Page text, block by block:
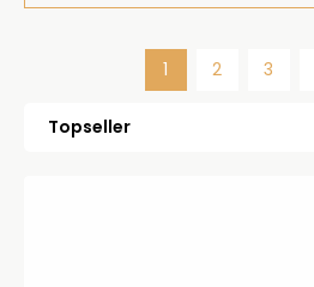
Side
1 Side
2 Side
3